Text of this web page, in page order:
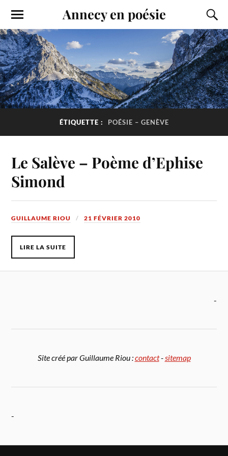
Annecy en poésie
ÉTIQUETTE : POÉSIE – GENÈVE
Le Salève – Poème d’Ephise
Simond
GUILLAUME RIOU 21 FÉVRIER 2010
LIRE LA SUITE
-
Site créé par Guillaume Riou :contact-sitemap
-